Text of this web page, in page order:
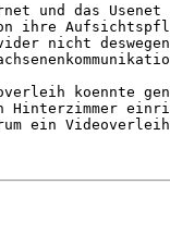
und das
ihre
nicht
koennte
Hinterzimmer
ein